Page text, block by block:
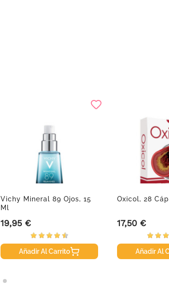
Vichy Mineral 89 Ojos, 15
Ml
Precio
19,95 €
Añadir Al Carrito
Oxicol, 28
Precio
17,50 €
Añadir Al